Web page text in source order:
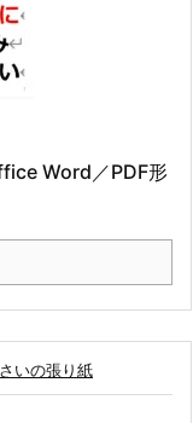
Word／PDF形
いの張り紙